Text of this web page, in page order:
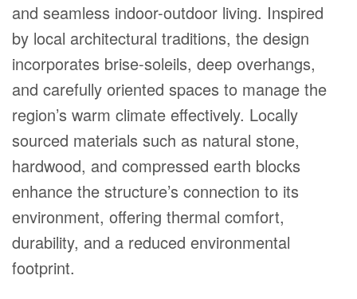
and seamless indoor-outdoor living. Inspired
by local architectural traditions, the design
incorporates brise-soleils, deep overhangs,
and carefully oriented spaces to manage the
region’s warm climate effectively. Locally
sourced materials such as natural stone,
hardwood, and compressed earth blocks
enhance the structure’s connection to its
environment, offering thermal comfort,
durability, and a reduced environmental
footprint.